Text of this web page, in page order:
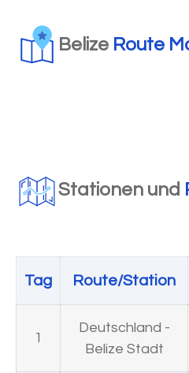
Belize Route
Stationen und
Tag Route/Station
1
Deutschland -
Belize Stadt